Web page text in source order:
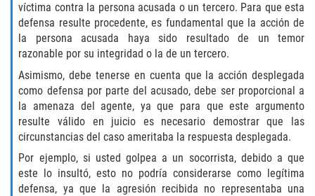
Assault with Caustic Chemicals
Battery on a Peace Officer
Battery with Serious Bodily Injury
Corporal Injury
Domestic Violence
Child Abuse
víctima contra la persona acusada o un tercero. Para que esta
defensa resulte procedente, es fundamental que la acción de
la persona acusada haya sido resultado de un temor
razonable por su integridad o la de un tercero.
Asimismo, debe tenerse en cuenta que la acción desplegada
como defensa por parte del acusado, debe ser proporcional a
la amenaza del agente, ya que para que este argumento
resulte válido en juicio es necesario demostrar que las
circunstancias del caso ameritaba la respuesta desplegada.
Por ejemplo, si usted golpea a un socorrista, debido a que
este lo insultó, esto no podría considerarse como legítima
defensa, ya que la agresión recibida no representaba una